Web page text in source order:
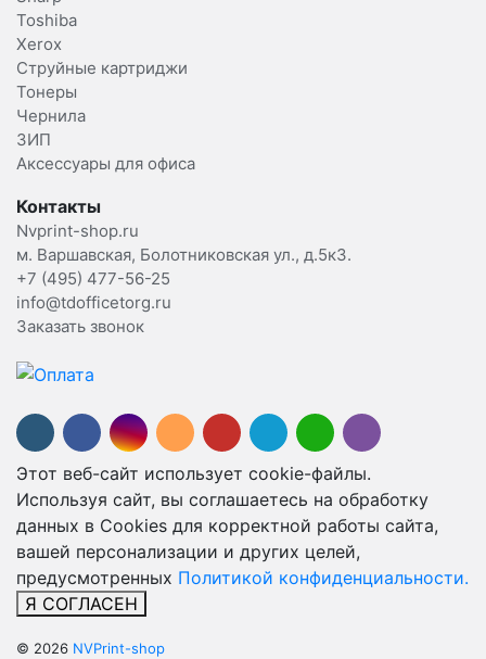
Toshiba
Xerox
Струйные картриджи
Тонеры
Чернила
ЗИП
Аксессуары для офиса
Контакты
Nvprint-shop.ru
м. Варшавская, Болотниковская ул., д.5к3.
+7 (495) 477-56-25
info@tdofficetorg.ru
Заказать звонок
Этот веб-сайт использует cookie-файлы.
Используя сайт, вы соглашаетесь на обработку
данных в Cookies для корректной работы сайта,
вашей персонализации и других целей,
предусмотренных Политикой конфиденциальности.
Я СОГЛАСЕН
© 2026 NVPrint-shop